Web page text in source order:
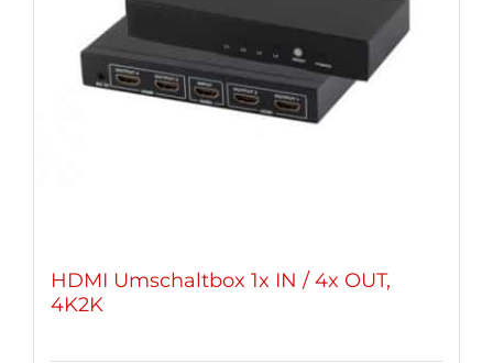
HDMI Umschaltbox 1x IN / 4x OUT,
4K2K